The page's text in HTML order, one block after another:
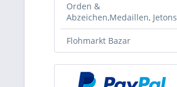
Orden &
Abzeichen,Medaillen, Jetons
Flohmarkt Bazar